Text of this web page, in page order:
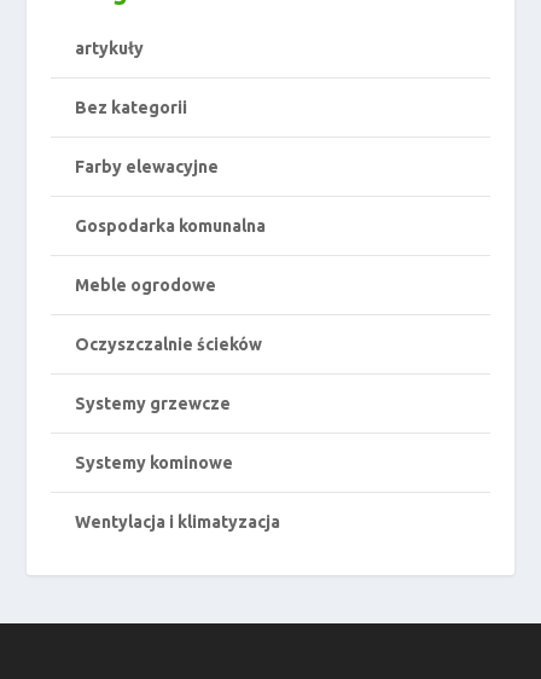
artykuły
Bez kategorii
Farby elewacyjne
Gospodarka komunalna
Meble ogrodowe
Oczyszczalnie ścieków
Systemy grzewcze
Systemy kominowe
Wentylacja i klimatyzacja